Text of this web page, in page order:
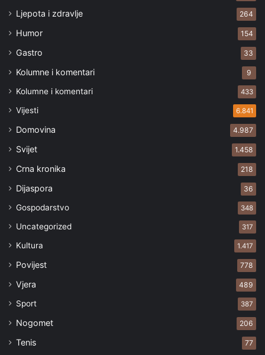
Ljepota i zdravlje 264
Humor 154
Gastro 33
Kolumne i komentari 9
Kolumne i komentari 433
Vijesti 6.841
Domovina 4.987
Svijet 1.458
Crna kronika 218
Dijaspora 36
Gospodarstvo 348
Uncategorized 317
Kultura 1.417
Povijest 778
Vjera 489
Sport 387
Nogomet 206
Tenis 77